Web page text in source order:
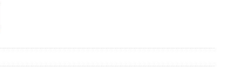
kogus